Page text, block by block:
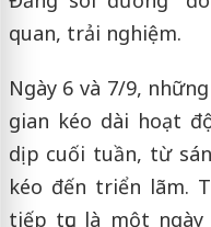
quan, trải nghiệm.
Ngày 6 và 7/9,
gian kéo dài hoạt
dịp cuối tuần, từ
kéo đến triển lãm.
tiếp tục là một